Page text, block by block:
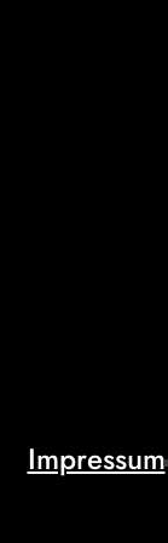
Impressum